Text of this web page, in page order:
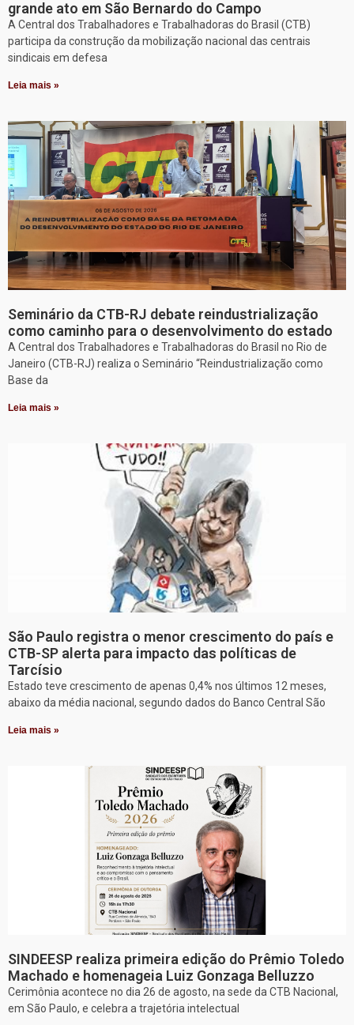
grande ato em São Bernardo do Campo
A Central dos Trabalhadores e Trabalhadoras do Brasil (CTB)
participa da construção da mobilização nacional das centrais
sindicais em defesa
Leia mais »
Seminário da CTB-RJ debate reindustrialização
como caminho para o desenvolvimento do estado
A Central dos Trabalhadores e Trabalhadoras do Brasil no Rio de
Janeiro (CTB-RJ) realiza o Seminário “Reindustrialização como
Base da
Leia mais »
São Paulo registra o menor crescimento do país e
CTB-SP alerta para impacto das políticas de
Tarcísio
Estado teve crescimento de apenas 0,4% nos últimos 12 meses,
abaixo da média nacional, segundo dados do Banco Central São
Leia mais »
SINDEESP realiza primeira edição do Prêmio Toledo
Machado e homenageia Luiz Gonzaga Belluzzo
Cerimônia acontece no dia 26 de agosto, na sede da CTB Nacional,
em São Paulo, e celebra a trajetória intelectual